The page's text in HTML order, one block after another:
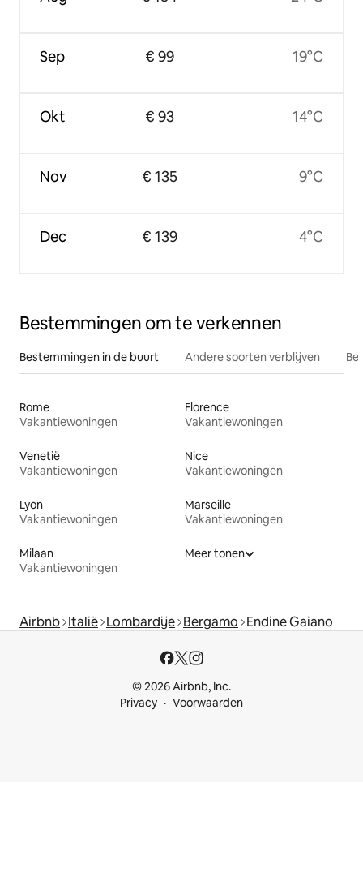
Sep
Okt
Nov
Dec
€ 99
€ 93
€ 135
€ 139
19°C
14°C
9°C
4°C
Bestemmingen om te verkennen
Bestemmingen in de buurt Andere soorten verblijven
Rome
Vakantiewoningen
Florence
Vakantiewoningen
Venetië
Vakantiewoningen
Nice
Vakantiewoningen
Lyon
Vakantiewoningen
Marseille
Vakantiewoningen
Milaan
Vakantiewoningen
Meer tonen
Airbnb Italië Lombardije Bergamo Endine Gaiano
© 2026 Airbnb, Inc.
Privacy
Voorwaarden